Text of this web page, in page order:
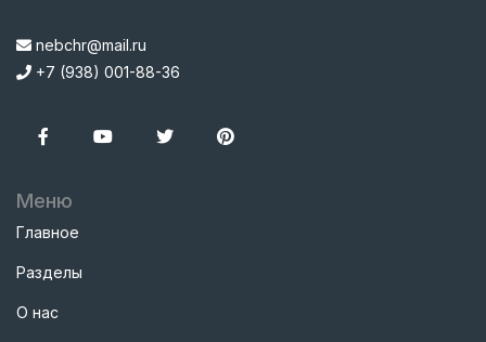
nebchr@mail.ru
+7 (938) 001-88-36
Меню
Главное
Разделы
О нас